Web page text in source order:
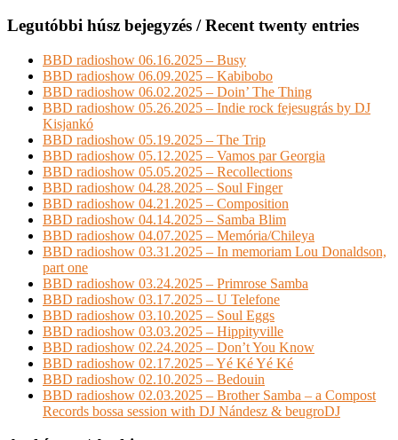
Legutóbbi húsz bejegyzés / Recent twenty entries
BBD radioshow 06.16.2025 – Busy
BBD radioshow 06.09.2025 – Kabibobo
BBD radioshow 06.02.2025 – Doin’ The Thing
BBD radioshow 05.26.2025 – Indie rock fejesugrás by DJ
Kisjankó
BBD radioshow 05.19.2025 – The Trip
BBD radioshow 05.12.2025 – Vamos par Georgia
BBD radioshow 05.05.2025 – Recollections
BBD radioshow 04.28.2025 – Soul Finger
BBD radioshow 04.21.2025 – Composition
BBD radioshow 04.14.2025 – Samba Blim
BBD radioshow 04.07.2025 – Memória/Chileya
BBD radioshow 03.31.2025 – In memoriam Lou Donaldson,
part one
BBD radioshow 03.24.2025 – Primrose Samba
BBD radioshow 03.17.2025 – U Telefone
BBD radioshow 03.10.2025 – Soul Eggs
BBD radioshow 03.03.2025 – Hippityville
BBD radioshow 02.24.2025 – Don’t You Know
BBD radioshow 02.17.2025 – Yé Ké Yé Ké
BBD radioshow 02.10.2025 – Bedouin
BBD radioshow 02.03.2025 – Brother Samba – a Compost
Records bossa session with DJ Nándesz & beugroDJ